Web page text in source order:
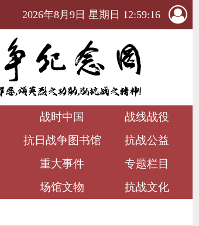
2026年8月9日 星期日 12:59:18
战时中国
战线战役
抗日战争图书馆
抗战公益
重大事件
专题栏目
场馆文物 抗战文化